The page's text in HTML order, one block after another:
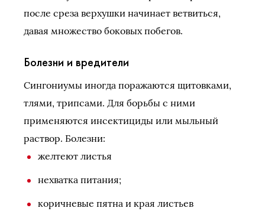
после среза верхушки начинает ветвиться,
давая множество боковых побегов.
Болезни и вредители
Сингониумы иногда поражаются щитовками,
тлями, трипсами. Для борьбы с ними
применяются инсектициды или мыльный
раствор. Болезни:
желтеют листья
нехватка питания;
коричневые пятна и края листьев